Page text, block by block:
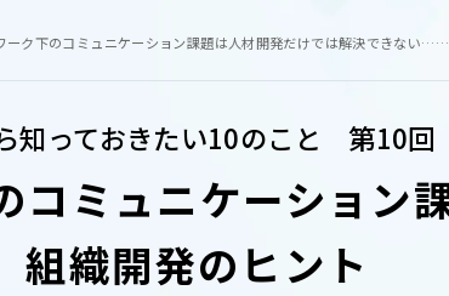
ーク下のコミュニケーション課題は人材開発だけでは解決できない
知っておきたい10のこと 第10回
コミュニケーション
織開発のヒント